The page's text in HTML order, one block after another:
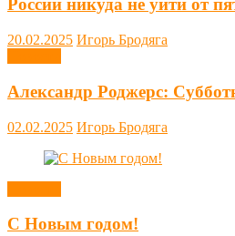
России никуда не уйти от
20.02.2025 Игорь Бродяга
Александр Роджерс:
02.02.2025 Игорь Бродяга
С Новым годом!